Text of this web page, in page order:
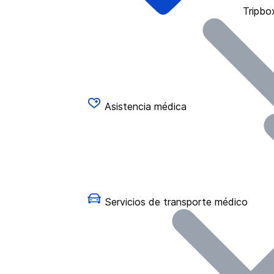
Asistencia médica
Servicios de transporte médico